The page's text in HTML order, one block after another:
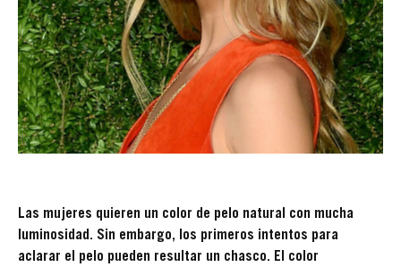
Las mujeres quieren un color de pelo natural con mucha
luminosidad. Sin embargo, los primeros intentos para
aclarar el pelo pueden resultar un chasco. El color